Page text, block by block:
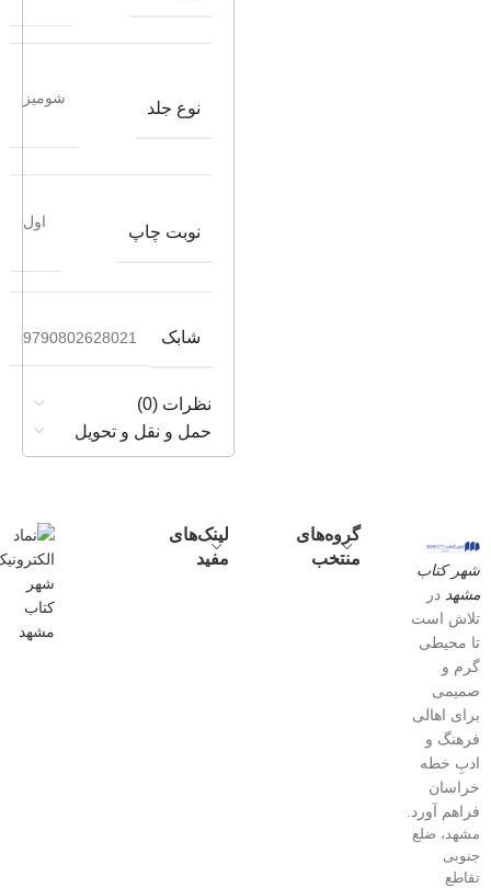
نوع جلد
شومیز
نوبت چاپ
اول
شابک 9790802628021
نظرات (0)
حمل و نقل و تحویل
شهر کتاب
مشهد در
تلاش است
تا محیطی
گرم و
صمیمی
برای اهالی
فرهنگ و
ادبِ خطه
خراسان
فراهم آورد.
مشهد، ضلع
جنوبی
تقاطع
گروه‌های
منتخب
لینک‌های
مفید